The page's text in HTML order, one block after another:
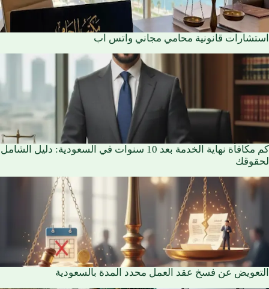
استشارات قانونية محامي مجاني واتس اب
كم مكافأة نهاية الخدمة بعد 10 سنوات في السعودية: دليل الشامل
لحقوقك
التعويض عن فسخ عقد العمل محدد المدة بالسعودية